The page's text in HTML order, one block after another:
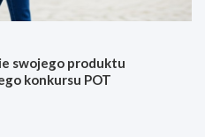
swojego produktu
konkursu POT